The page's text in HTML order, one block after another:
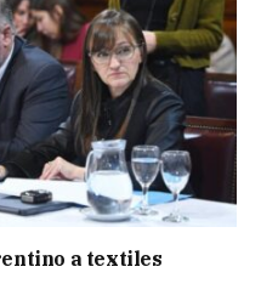
a textiles